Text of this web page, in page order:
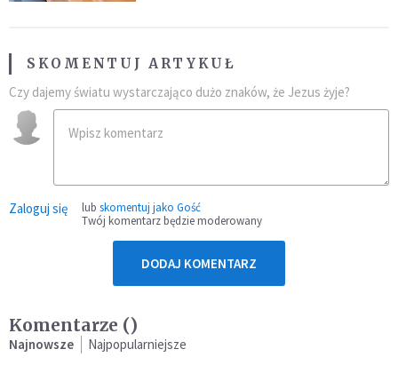
SKOMENTUJ ARTYKUŁ
Czy dajemy światu wystarczająco dużo znaków, że Jezus żyje?
Zaloguj się lub skomentuj jako Gość
Twój komentarz będzie moderowany
DODAJ KOMENTARZ
Komentarze ()
Najnowsze Najpopularniejsze